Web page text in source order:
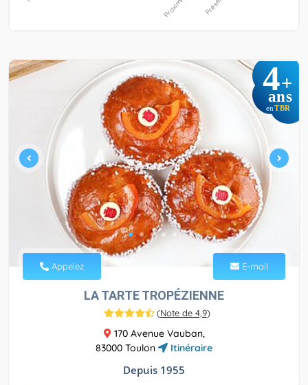
4+
ans
en TBR
Appelez E-mail
LA TARTE TROPÉZIENNE
(Note de 4,9)
170 Avenue Vauban,
83000 Toulon
Itinéraire
Depuis 1955